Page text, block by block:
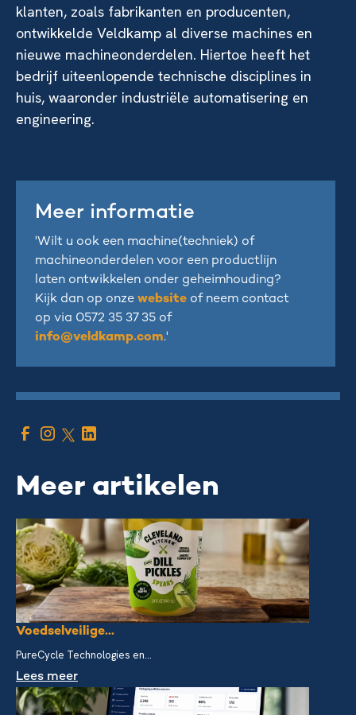
klanten, zoals fabrikanten en producenten,
ontwikkelde Veldkamp al diverse machines en
nieuwe machineonderdelen. Hiertoe heeft het
bedrijf uiteenlopende technische disciplines in
huis, waaronder industriële automatisering en
engineering.
Meer informatie
'Wilt u ook een machine(techniek) of
machineonderdelen voor een productlijn
laten ontwikkelen onder geheimhouding?
Kijk dan op onze website of neem contact
op via 0572 35 37 35 of
info@veldkamp.com.'
Meer artikelen
Voedselveilige...
PureCycle Technologies en...
Lees meer